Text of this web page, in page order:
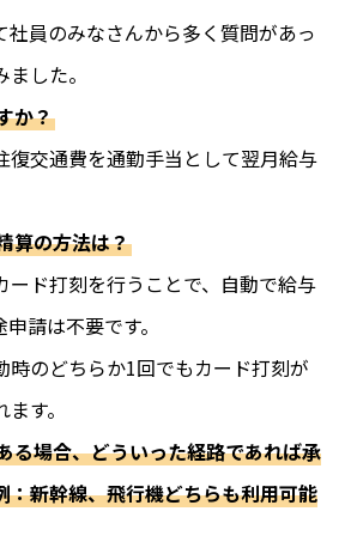
社員のみなさんから多く質問があっ
した。
か？
復交通費を通勤手当として翌月給与
算の方法は？
ード打刻を行うことで、自動で給与
請は不要です。
のどちらか1回でもカード打刻が
す。
る場合、どういった経路であれば承
：新幹線、飛行機どちらも利用可能